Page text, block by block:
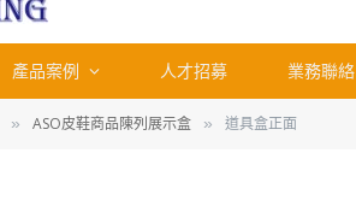
產品案例 人才招募 業務聯絡
» ASO皮鞋商品陳列展示盒 » 道具盒正面